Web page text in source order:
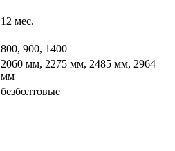
12 мес.
800, 900, 1400
2060 мм, 2275 мм, 2485 мм, 2964
мм
безболтовые